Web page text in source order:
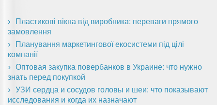
Пластикові вікна від виробника: переваги прямого
замовлення
Планування маркетингової екосистеми під цілі
компанії
Оптовая закупка повербанков в Украине: что нужно
знать перед покупкой
УЗИ сердца и сосудов головы и шеи: что показывают
исследования и когда их назначают